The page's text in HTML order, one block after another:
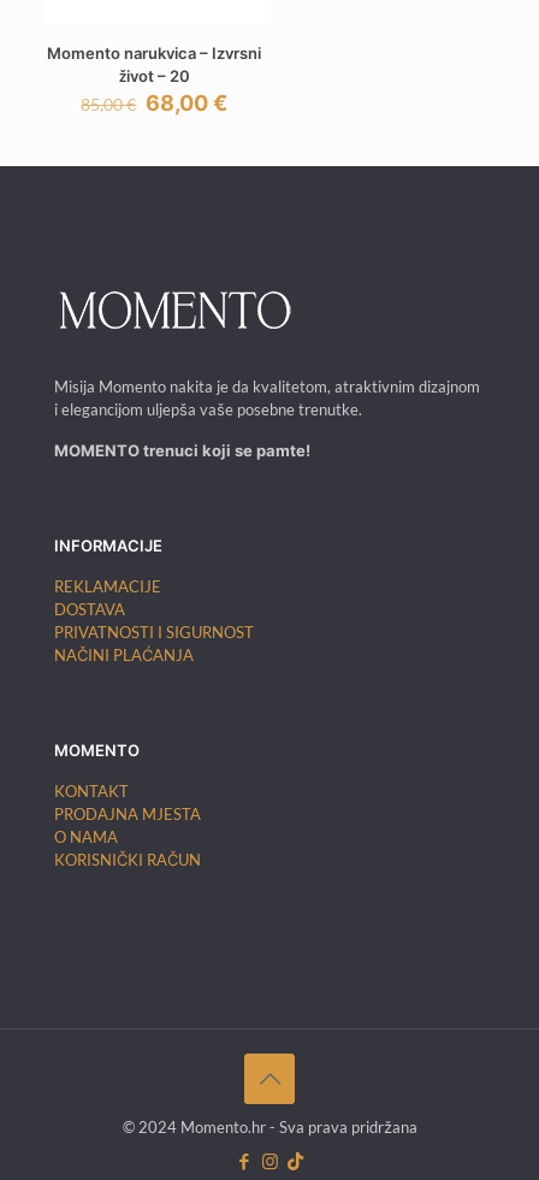
Momento narukvica – Izvrsni
život – 20
85,00€ Izvorna
cijena
je:
68,00€
68,00 €.
Misija Momento nakita je da kvalitetom, atraktivnim dizajnom
i elegancijom uljepša vaše posebne trenutke.
MOMENTO trenuci koji se pamte!
INFORMACIJE
REKLAMACIJE
DOSTAVA
PRIVATNOSTI I SIGURNOST
NAČINI PLAĆANJA
MOMENTO
KONTAKT
PRODAJNA MJESTA
O NAMA
KORISNIČKI RAČUN
© 2024 Momento.hr - Sva prava pridržana